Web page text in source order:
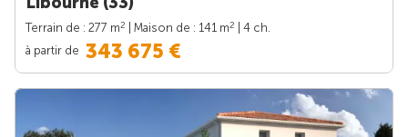
Terrain de : 277 m2 | Maison de : 141 m2
| 4 ch.
à partir de 343 675 €